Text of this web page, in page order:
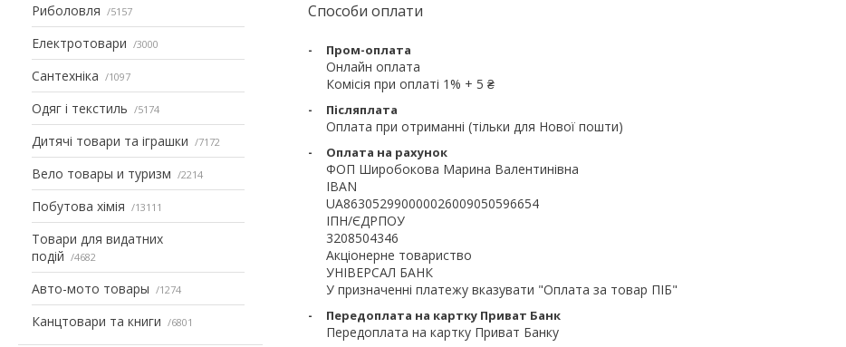
Риболовля 5157
Електротовари 3000
Сантехніка 1097
Одяг і текстиль 5174
Дитячі товари та іграшки 7172
Вело товары и туризм 2214
Побутова хімія 13111
Товари для видатних
подій
4682
Авто-мото товары 1274
Канцтовари та книги 6801
Способи оплати
Пром-оплата
Онлайн оплата
Комісія при оплаті 1% + 5 ₴
Післяплата
Оплата при отриманні (тільки для Нової пошти)
Оплата на рахунок
ФОП Широбокова Марина Валентинівна
IBAN
UA863052990000026009050596654
ІПН/ЄДРПОУ
3208504346
Акціонерне товариство
УНІВЕРСАЛ БАНК
У призначенні платежу вказувати "Оплата за товар ПІБ"
Передоплата на картку Приват Банк
Передоплата на картку Приват Банку